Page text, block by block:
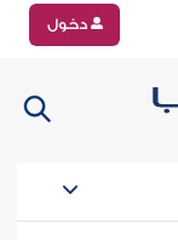
دخول